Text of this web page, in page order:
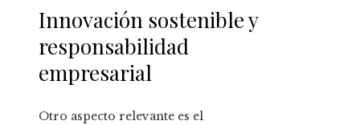
Innovación sostenible y
responsabilidad
empresarial
Otro aspecto relevante es el